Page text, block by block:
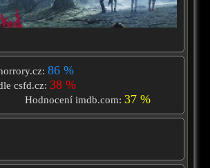
86 %
csfd.cz: 38 %
Hodnocení imdb.com:37 %